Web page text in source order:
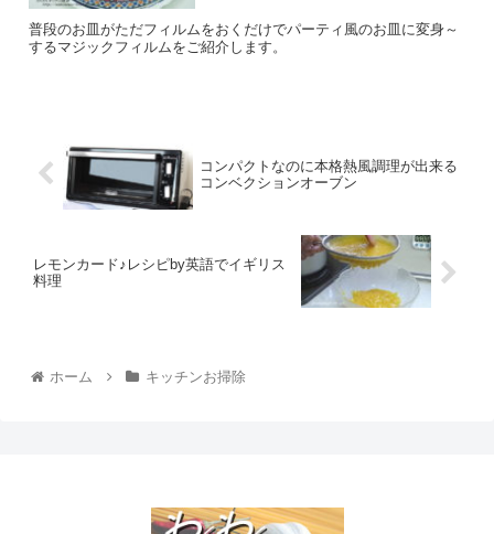
普段のお皿がただフィルムをおくだけでパーティ風のお皿に変身～
するマジックフィルムをご紹介します。
コンパクトなのに本格熱風調理が出来る
コンベクションオーブン
レモンカード♪レシピby英語でイギリス
料理
ホーム キッチンお掃除